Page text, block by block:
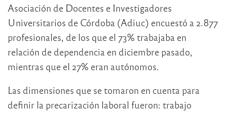
Asociación de Docentes e Investigadores
Universitarios de Córdoba (Adiuc) encuestó a 2.877
profesionales, de los que el 73% trabajaba en
relación de dependencia en diciembre pasado,
mientras que el 27% eran autónomos.
Las dimensiones que se tomaron en cuenta para
definir la precarización laboral fueron: trabajo